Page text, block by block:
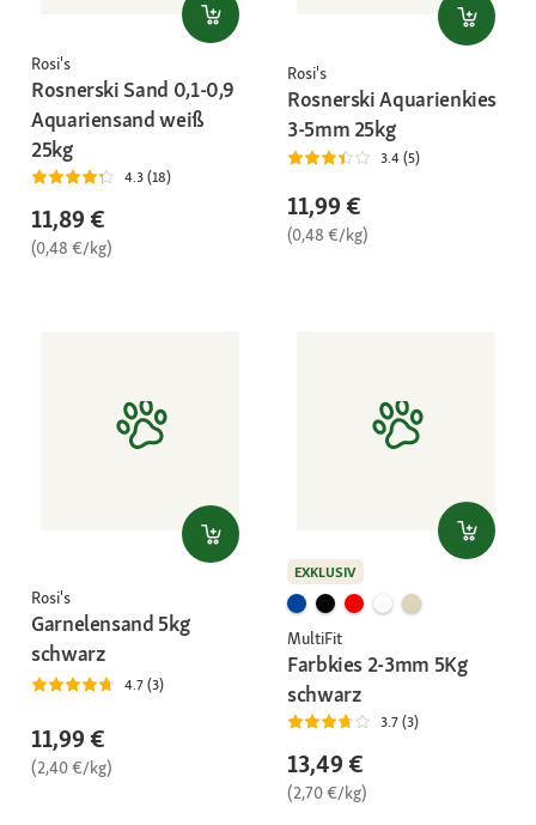
Rosi's
Rosnerski Sand 0,1-0,9
Aquariensand weiß
25kg
4.3 (18)
11,89 €
(0,48 €/kg)
Rosi's
Rosnerski Aquarienkies
3-5mm 25kg
3.4 (5)
11,99 €
(0,48 €/kg)
Rosi's
Garnelensand 5kg
schwarz
4.7 (3)
11,99 €
(2,40 €/kg)
EXKLUSIV
MultiFit
Farbkies 2-3mm 5Kg
schwarz
3.7 (3)
13,49 €
(2,70 €/kg)